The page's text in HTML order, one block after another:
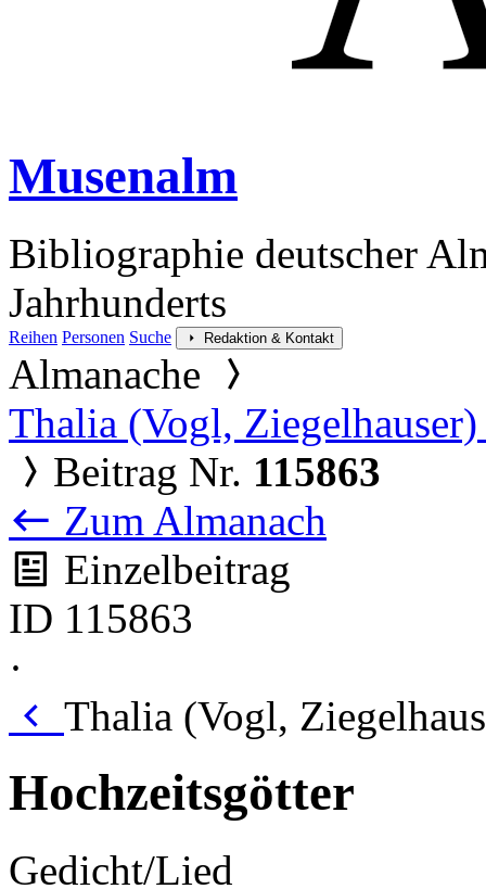
Musenalm
Bibliographie deutscher
Jahrhunderts
Reihen Personen Suche Redaktion & Kontakt
Almanache
Thalia (Vogl,
Beitrag Nr. 115863
Zum Almanach
Einzelbeitrag
ID 115863
·
Thalia (Vogl,
Hochzeitsgötter
Gedicht/Lied